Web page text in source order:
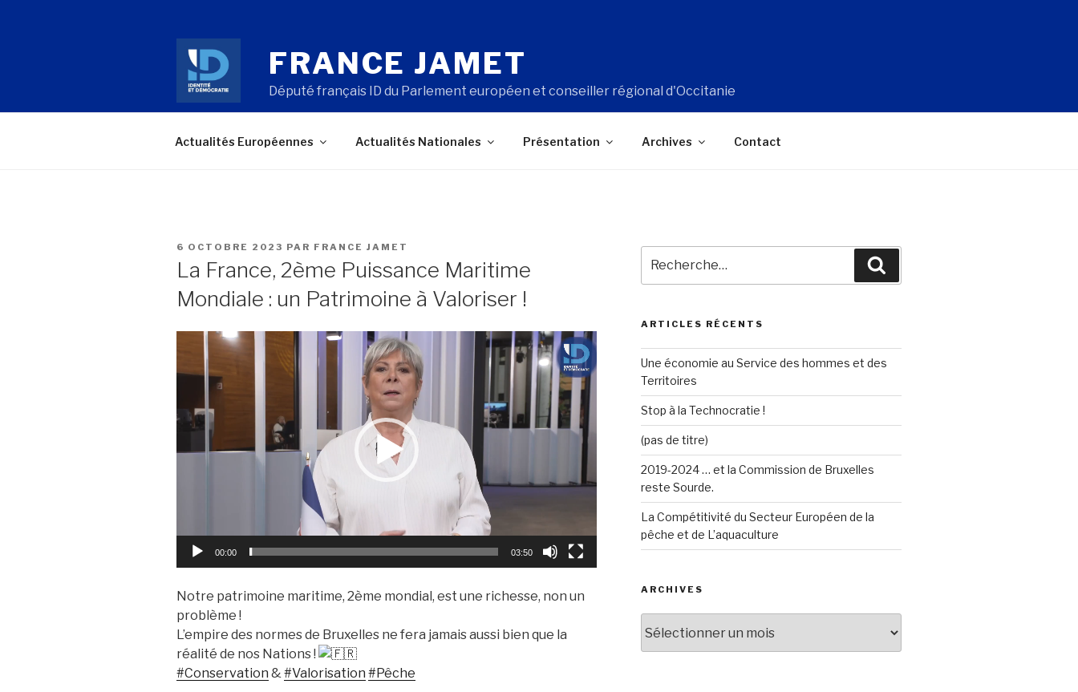
FRANCE JAMET
Député français ID du Parlement européen et conseiller régional d'Occitanie
Actualités Européennes Actualités Nationales Présentation Archives Contact
PUBLIÉ
LE
6 OCTOBRE 2023 PAR FRANCE JAMET
La France, 2ème Puissance Maritime
Mondiale : un Patrimoine à Valoriser !
Lecteur
vidéo
00:00 03:50
Notre patrimoine maritime, 2ème mondial, est une richesse, non un
problème !
L’empire des normes de Bruxelles ne fera jamais aussi bien que la
réalité de nos Nations !
#Conservation &#Valorisation #Pêche
pour
ARTICLES RÉCENTS
Une économie au Service des hommes et des
Territoires
Stop à la Technocratie !
(pas de titre)
2019-2024 … et la Commission de Bruxelles
reste Sourde.
La Compétitivité du Secteur Européen de la
pêche et de L’aquaculture
ARCHIVES